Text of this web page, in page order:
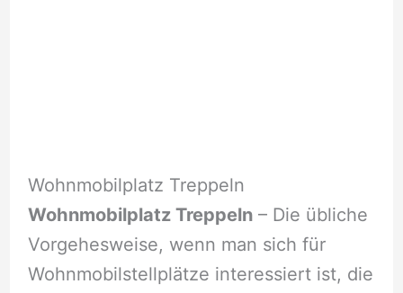
Wohnmobilplatz Treppeln
Wohnmobilplatz Treppeln– Die übliche
Vorgehesweise, wenn man sich für
Wohnmobilstellplätze interessiert ist, die